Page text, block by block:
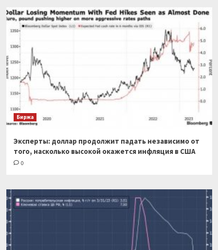
Биржа
Эксперты: доллар продолжит падать независимо от
того, насколько высокой окажется инфляция в США
0